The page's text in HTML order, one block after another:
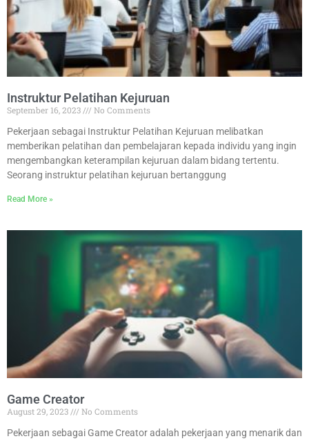
Instruktur Pelatihan Kejuruan
September 16, 2023
No Comments
Pekerjaan sebagai Instruktur Pelatihan Kejuruan melibatkan
memberikan pelatihan dan pembelajaran kepada individu yang ingin
mengembangkan keterampilan kejuruan dalam bidang tertentu.
Seorang instruktur pelatihan kejuruan bertanggung
Read More »
Game Creator
August 29, 2023
No Comments
Pekerjaan sebagai Game Creator adalah pekerjaan yang menarik dan